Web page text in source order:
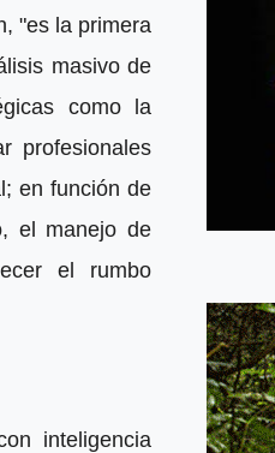
"es la primera
masivo de
como la
profesionales
en función de
el manejo de
el rumbo
inteligencia